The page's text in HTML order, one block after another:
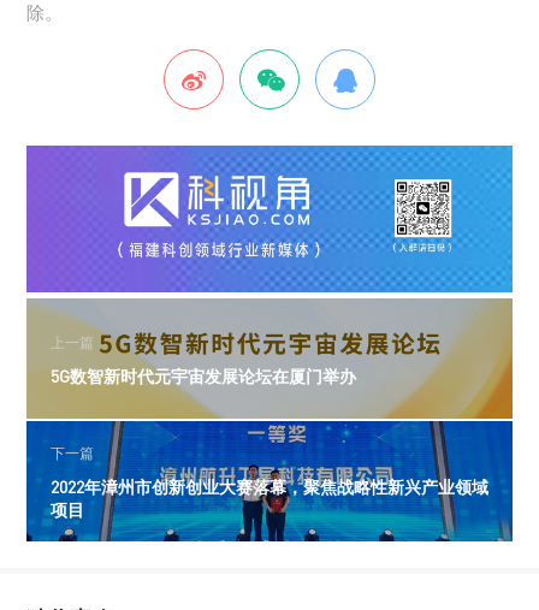
除。
上一篇
5G数智新时代元宇宙发展论坛在厦门举办
下一篇
2022年漳州市创新创业大赛落幕，聚焦战略性新兴产业领域
项目